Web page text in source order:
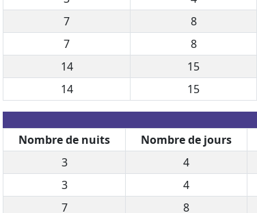
7
8
7
8
14
15
14
15
Nombre de nuits Nombre de jours
3
4
3
4
7
8